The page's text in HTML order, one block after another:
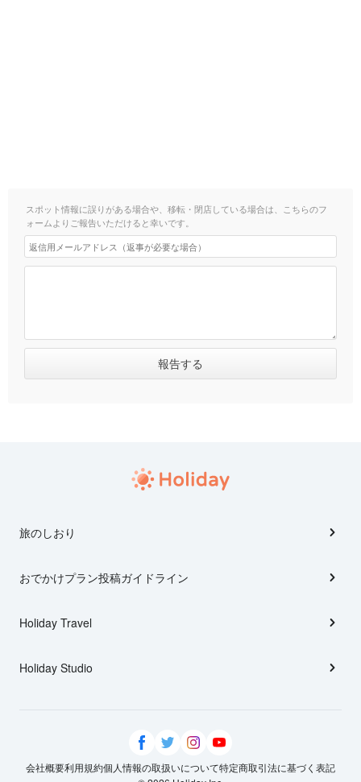
スポット情報に誤りがある場合や、移転・閉店している場合は、こちらのフ
ォームよりご報告いただけると幸いです。
旅のしおり
おでかけプラン投稿ガイドライン
Holiday Travel
Holiday Studio
会社概要利用規約個人情報の取扱いについて特定商取引法に基づく表記